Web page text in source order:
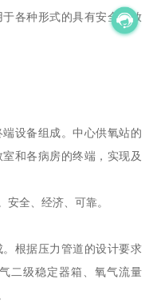
各种形式的具有安全释放
设备组成。中心供氧站的
和各病房的终端，实现及
全、经济、可靠。
根据压力管道的设计要求
二级稳定器箱、氧气流量